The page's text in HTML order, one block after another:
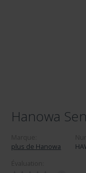
Hanowa
plus de Hanowa